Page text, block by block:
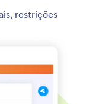
restrições